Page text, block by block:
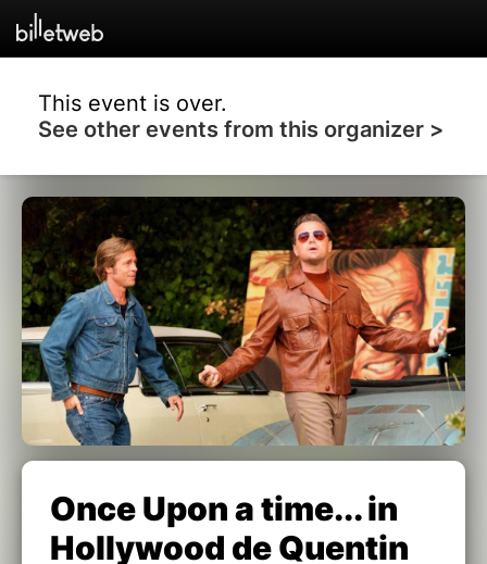
This event is over.
See other events from this organizer >
Once Upon a time... in
Hollywood de Quentin